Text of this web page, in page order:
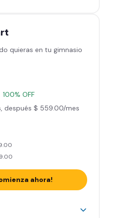
masaje
- Tu plan de
personalizado
(entrenamientos en
app
las áreas de peso
quieras en tu gimnasio
100% OFF
, después $ 559.00/mes
ahora!
a + 2.000